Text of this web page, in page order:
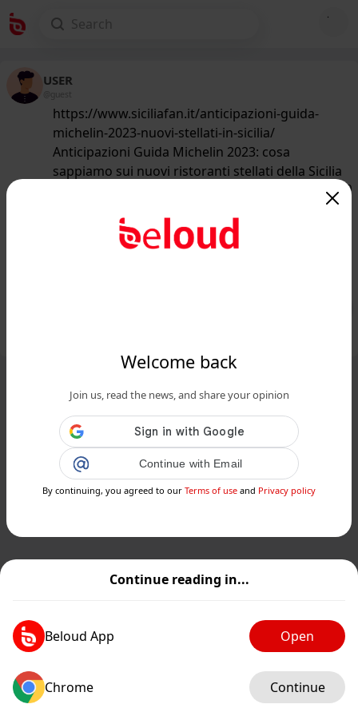
Continue reading in...
Beloud App Open
Chrome Continue
Welcome back
Join us, read the news, and share your opinion
Continue with Email
By continuing, you agreed to our Terms of use and Privacy policy
USER
@guest
https://www.siciliafan.it/anticipazioni-guida-
michelin-2023-nuovi-stellati-in-sicilia/
Anticipazioni Guida Michelin 2023: cosa
sappiamo sui nuovi ristoranti stellati della Sicilia
/50
Anticipazioni Guida Michelin 2023:
cosa sappiamo sui nuovi ristoranti